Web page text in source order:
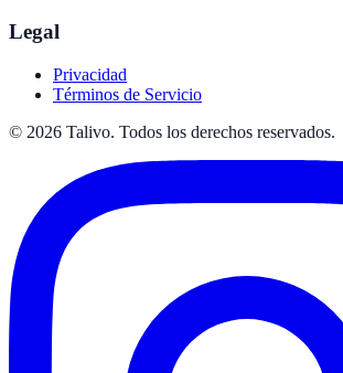
Legal
Privacidad
Términos de Servicio
© 2026 Talivo. Todos los derechos reservados.